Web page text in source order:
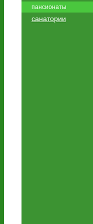
пансионаты
санатории